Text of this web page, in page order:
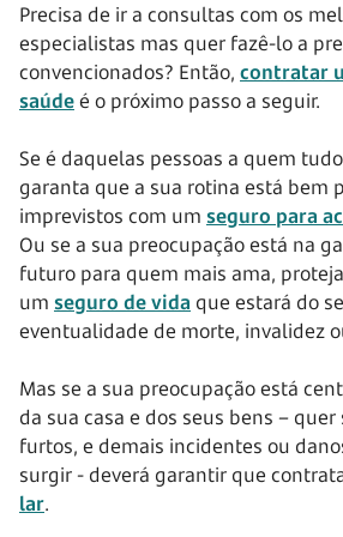
Precisa de ir a consultas com os
especialistas mas quer fazê-lo a
convencionados? Então, contratar
saúdeé o próximo passo a seguir.
Se é daquelas pessoas a quem
garanta que a sua rotina está bem
imprevistos com um seguro para
Ou se a sua preocupação está na
futuro para quem mais ama,
um seguro de vida que estará do
eventualidade de morte, invalidez
Mas se a sua preocupação está
da sua casa e dos seus bens –
furtos, e demais incidentes ou
surgir - deverá garantir que
lar.